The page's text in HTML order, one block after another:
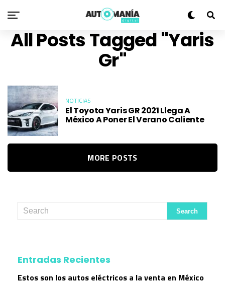
All Posts Tagged "yaris
Gr"
NOTICIAS
El Toyota Yaris GR 2021 Llega A
México A Poner El Verano Caliente
MORE POSTS
Entradas Recientes
Estos son los autos eléctricos a la venta en México